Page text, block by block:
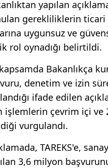
yapılan
gerekliliklerin ticari
uygunsuz ve
rol oynadığı belirtildi.
Bakanlıkça
denetim ve izin
ifade edilen
işlemlerin çevrim içi ve
vurgulandı.
TAREKS'e,
3,6 milyon